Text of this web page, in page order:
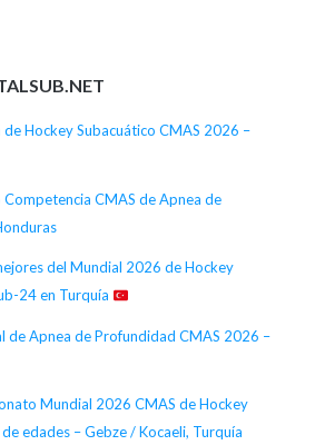
Hockey Subacuático CMAS 2026 –
CMAS de Apnea de
del Mundial 2026 de Hockey
24 en Turquía
de Apnea de Profundidad CMAS 2026 –
Mundial 2026 CMAS de Hockey
edades – Gebze / Kocaeli, Turquía